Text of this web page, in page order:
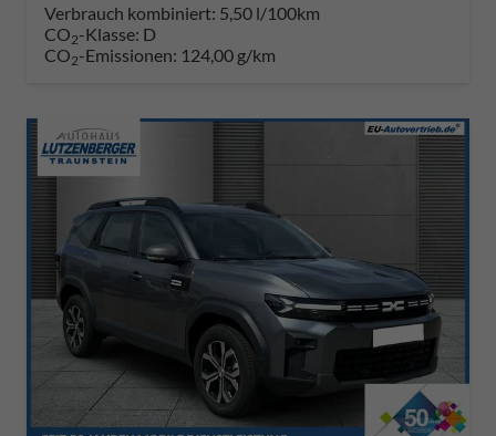
Verbrauch kombiniert: 5,50 l/100km
CO2-Klasse: D
CO2-Emissionen: 124,00 g/km